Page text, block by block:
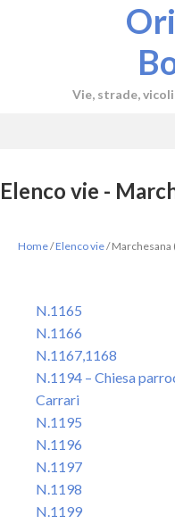
Vie, strade,
Elenco vie -
Home/Elenco vie/Marchesana
N.1165
N.1166
N.1167,1168
N.1194 – Chiesa
Carrari
N.1195
N.1196
N.1197
N.1198
N.1199